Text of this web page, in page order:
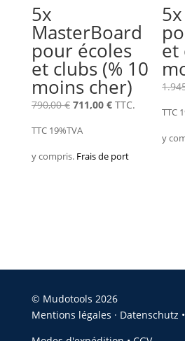
5x
MasterBoard
pour écoles
et clubs (% 10
moins cher)
790,00€ Le
était
711,00 €Le
est
TTC.
TTC 19%TVA
y compris. Frais de port
et
TTC
y
© Mudotools 2026
Mentions légales · Datenschutz •